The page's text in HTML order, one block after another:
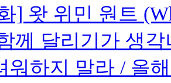
] 왓 위민 원트
께 달리기가 생각
워하지 말라 / 올